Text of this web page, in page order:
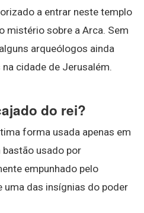
a entrar neste templo
mistério sobre a Arca. Sem
arqueólogos ainda
cidade de Jerusalém.
do rei?
forma usada apenas em
bastão usado por
empunhado pelo
uma das insígnias do poder